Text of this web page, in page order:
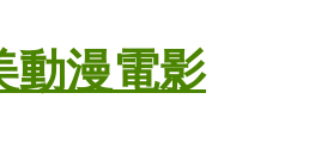
動漫電影